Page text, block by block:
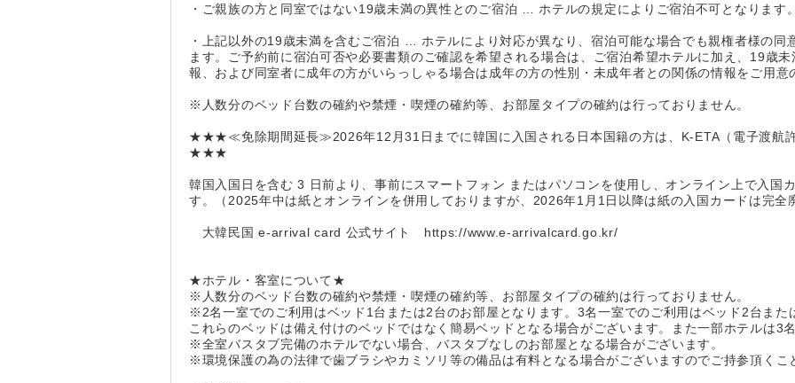
・ご親族の方と同室ではない19歳未満の異性とのご宿泊 … ホテルの規定によりご宿泊不可となります。
・上記以外の19歳未満を含むご宿泊 … ホテルにより対応が異なり、宿泊可能な場合でも親権者様の同
ます。ご予約前に宿泊可否や必要書類のご確認を希望される場合は、ご宿泊希望ホテルに加え、19歳
報、および同室者に成年の方がいらっしゃる場合は成年の方の性別・未成年者との関係の情報をご用意
※人数分のベッド台数の確約や禁煙・喫煙の確約等、お部屋タイプの確約は行っておりません。
★★★≪免除期間延長≫2026年12月31日までに韓国に入国される日本国籍の方は、K-ETA（電子渡航
★★★
韓国入国日を含む 3 日前より、事前にスマートフォン またはパソコンを使用し、オンライン上で入国
す。（2025年中は紙とオンラインを併用しておりますが、2026年1月1日以降は紙の入国カードは完全
大韓民国 e-arrival card 公式サイト https://www.e-arrivalcard.go.kr/
★ホテル・客室について★
※人数分のベッド台数の確約や禁煙・喫煙の確約等、お部屋タイプの確約は行っておりません。
※2名一室でのご利用はベッド1台または2台のお部屋となります。3名一室でのご利用はベッド2台また
これらのベッドは備え付けのベッドではなく簡易ベッドとなる場合がございます。また一部ホテルは3
※全室バスタブ完備のホテルでない場合、バスタブなしのお部屋となる場合がございます。
※環境保護の為の法律で歯ブラシやカミソリ等の備品は有料となる場合がございますのでご持参頂くこ